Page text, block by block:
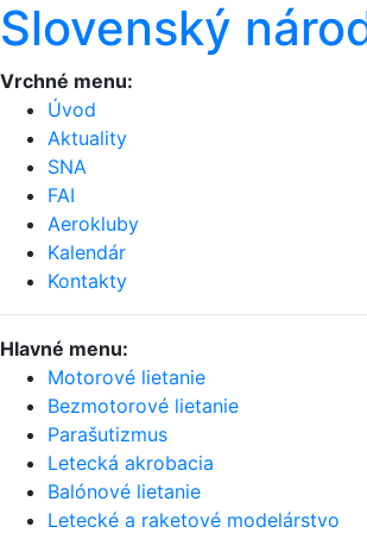
Slovenský
Vrchné menu:
Úvod
Aktuality
SNA
FAI
Aerokluby
Kalendár
Kontakty
Hlavné menu:
Motorové lietanie
Bezmotorové lietanie
Parašutizmus
Letecká akrobacia
Balónové lietanie
Letecké a raketové modelárstvo